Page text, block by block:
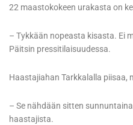
22 maastokokeen urakasta on
– Tykkään nopeasta kisasta. Ei
Päitsin pressitilaisuudessa.
Haastajiahan Tarkkalalla piisaa,
– Se nähdään sitten
haastajista.